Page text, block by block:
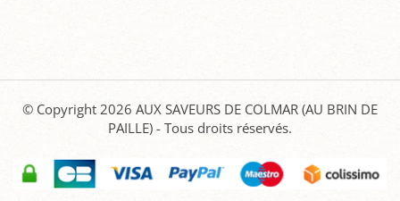
© Copyright 2026 AUX SAVEURS DE COLMAR (AU BRIN DE
PAILLE) - Tous droits réservés.